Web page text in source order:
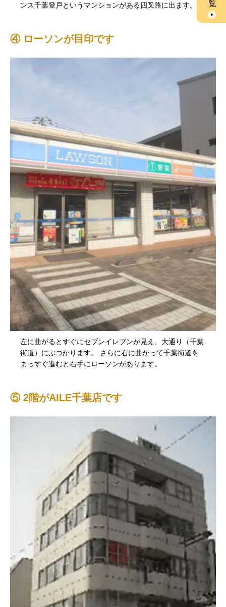
ンス千葉登戸というマンションがある四叉路に出ます。
④ ローソンが目印です
左に曲がるとすぐにセブンイレブンが見え、大通り（千葉
街道）にぶつかります。 さらに右に曲がって千葉街道を
まっすぐ進むと右手にローソンがあります。
⑤ 2階がAILE千葉店です